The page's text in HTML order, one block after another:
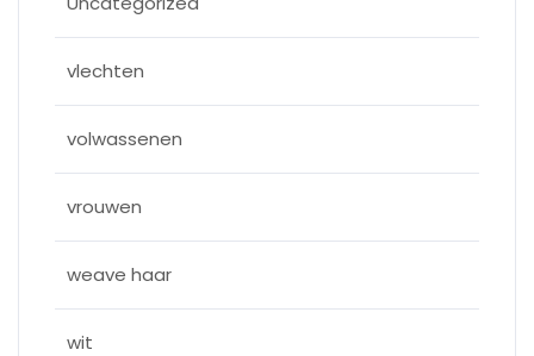
vlechten
volwassenen
vrouwen
weave haar
wit